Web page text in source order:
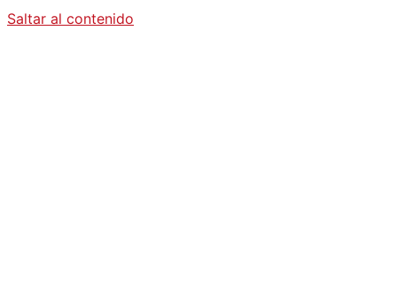
Saltar al contenido